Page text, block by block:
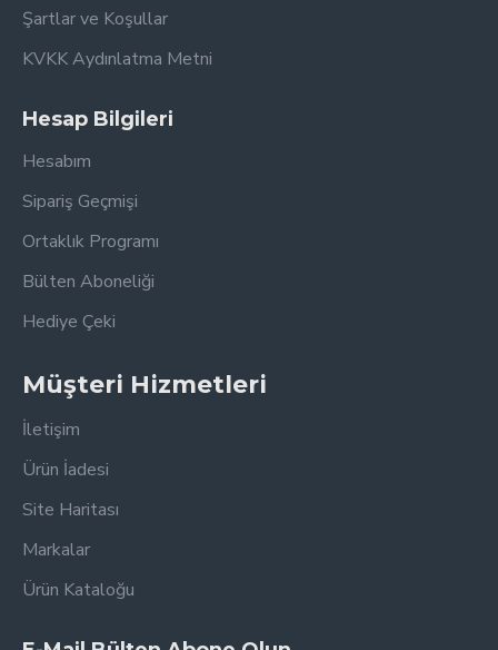
Şartlar ve Koşullar
KVKK Aydınlatma Metni
Hesap Bilgileri
Hesabım
Sipariş Geçmişi
Ortaklık Programı
Bülten Aboneliği
Hediye Çeki
Müşteri Hizmetleri
İletişim
Ürün İadesi
Site Haritası
Markalar
Ürün Kataloğu